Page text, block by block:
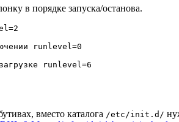
в порядке запуска/останова.
runlevel=0
runlevel=6
вместо каталога /etc/init.d/